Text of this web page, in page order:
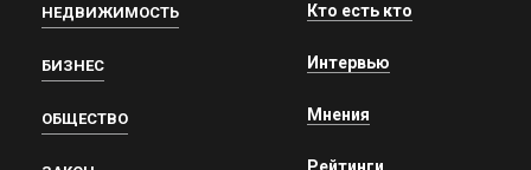
НЕДВИЖИМОСТЬ
БИЗНЕС
ОБЩЕСТВО
Кто есть кто
Интервью
Мнения